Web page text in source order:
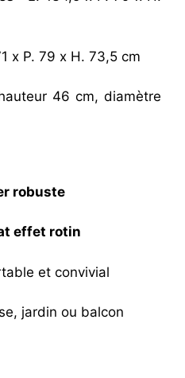
x P. 79 x H. 73,5 cm
46 cm, diamètre
robuste
effet rotin
et convivial
jardin ou balcon